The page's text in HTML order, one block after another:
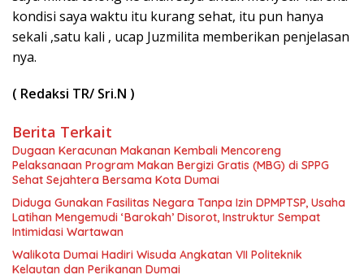
kondisi saya waktu itu kurang sehat, itu pun hanya
sekali ,satu kali , ucap Juzmilita memberikan penjelasan
nya.
( Redaksi TR/ Sri.N )
Berita Terkait
Dugaan Keracunan Makanan Kembali Mencoreng
Pelaksanaan Program Makan Bergizi Gratis (MBG) di SPPG
Sehat Sejahtera Bersama Kota Dumai
Diduga Gunakan Fasilitas Negara Tanpa Izin DPMPTSP, Usaha
Latihan Mengemudi ‘Barokah’ Disorot, Instruktur Sempat
Intimidasi Wartawan
Walikota Dumai Hadiri Wisuda Angkatan VII Politeknik
Kelautan dan Perikanan Dumai